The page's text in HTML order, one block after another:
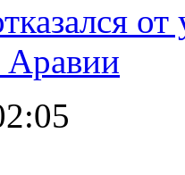
от
Аравии